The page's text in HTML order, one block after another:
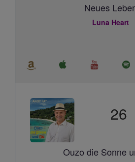
Neues
Luna Heart
26
Ouzo die Sonne